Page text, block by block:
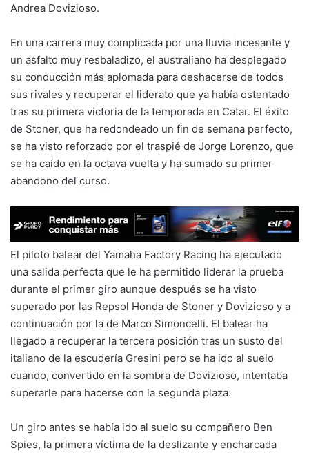
Andrea Dovizioso.
En una carrera muy complicada por una lluvia incesante y
un asfalto muy resbaladizo, el australiano ha desplegado
su conducción más aplomada para deshacerse de todos
sus rivales y recuperar el liderato que ya había ostentado
tras su primera victoria de la temporada en Catar. El éxito
de Stoner, que ha redondeado un fin de semana perfecto,
se ha visto reforzado por el traspié de Jorge Lorenzo, que
se ha caído en la octava vuelta y ha sumado su primer
abandono del curso.
El piloto balear del Yamaha Factory Racing ha ejecutado
una salida perfecta que le ha permitido liderar la prueba
durante el primer giro aunque después se ha visto
superado por las Repsol Honda de Stoner y Dovizioso y a
continuación por la de Marco Simoncelli. El balear ha
llegado a recuperar la tercera posición tras un susto del
italiano de la escudería Gresini pero se ha ido al suelo
cuando, convertido en la sombra de Dovizioso, intentaba
superarle para hacerse con la segunda plaza.
Un giro antes se había ido al suelo su compañero Ben
Spies, la primera víctima de la deslizante y encharcada